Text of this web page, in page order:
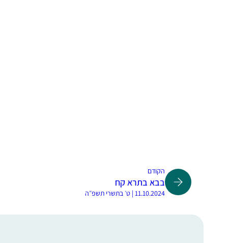
הקודם
בבא בתרא קח
11.10.2024 | ט׳ בתשרי תשפ״ה